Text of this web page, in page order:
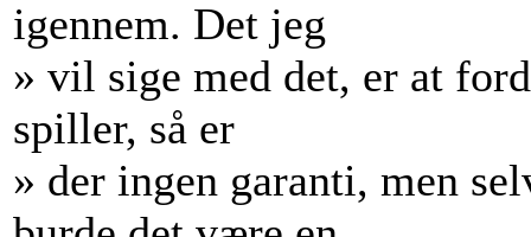
igennem. Det jeg
» vil sige med det, er at
spiller, så er
» der ingen garanti, men